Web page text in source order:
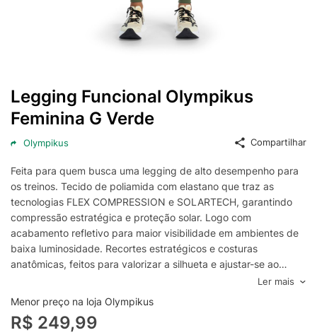
Legging Funcional Olympikus
Feminina G Verde
Olympikus Compartilhar
Feita para quem busca uma legging de alto desempenho para
os treinos. Tecido de poliamida com elastano que traz as
tecnologias FLEX COMPRESSION e SOLARTECH, garantindo
compressão estratégica e proteção solar. Logo com
acabamento refletivo para maior visibilidade em ambientes de
baixa luminosidade. Recortes estratégicos e costuras
anatômicas, feitos para valorizar a silhueta e ajustar-se ao
corpo. Cós duplo com elástico interno que garante suporte
extra nos treinos. Dois bolsos laterais garantem praticidade
para levar objetos essenciais. Bolso extra nas costas, ideal para
carregar o celular com segurança. Perfeita para acompanhar
Ler mais
Menor preço na loja Olympikus
R$ 249,99